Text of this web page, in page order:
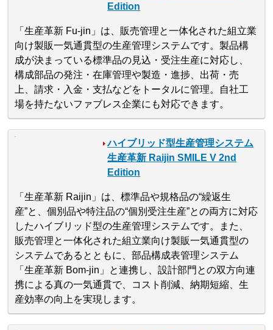
Edition
「生産革新 Fu-jin」は、販売管理と一体化された組立業
向け製販一気通貫型の生産管理システムです。製品構
成が決まっている標準品の見込・受注生産に対応し、
構成部品の発注・在庫管理や製造・進捗、出荷・売
上、請求・入金・支払などをトータルに管理。自社工
場を持たないファブレス企業にも対応できます。
ハイブリッド型生産管理システム
生産革新 Raijin SMILE V 2nd
Edition
「生産革新 Raijin」は、標準品や規格品の“繰返生
産”と、個別品や特注品の“個別受注生産”との両方に対応
したハイブリッド型の生産管理システムです。また、
販売管理と一体化された組立業向け製販一気通貫型の
システムであるとともに、部品構成表管理システム
「生産革新 Bom-jin」と連携し、設計部門との双方向連
携による真の一気通貫で、コスト削減、納期短縮、生
産効率の向上を実現します。